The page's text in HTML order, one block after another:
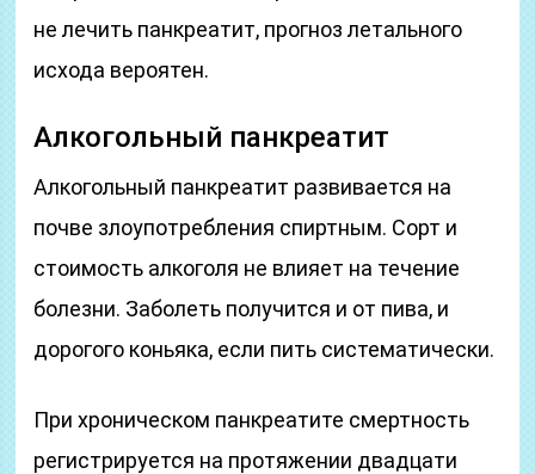
не лечить панкреатит, прогноз летального
исхода вероятен.
Алкогольный панкреатит
Алкогольный панкреатит развивается на
почве злоупотребления спиртным. Сорт и
стоимость алкоголя не влияет на течение
болезни. Заболеть получится и от пива, и
дорогого коньяка, если пить систематически.
При хроническом панкреатите смертность
регистрируется на протяжении двадцати